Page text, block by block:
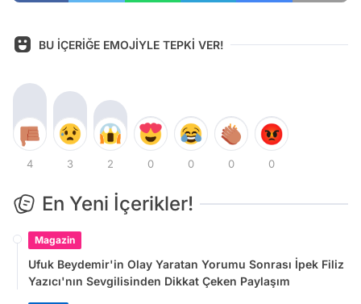
BU İÇERİĞE EMOJİYLE TEPKİ VER!
4 3 2 0 0 0 0
En Yeni İçerikler!
Magazin
Ufuk Beydemir'in Olay Yaratan Yorumu Sonrası İpek Filiz
Yazıcı'nın Sevgilisinden Dikkat Çeken Paylaşım